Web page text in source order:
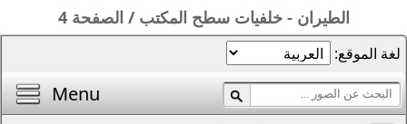
المكتب / الصفحة 4
محرر الصور
Menu